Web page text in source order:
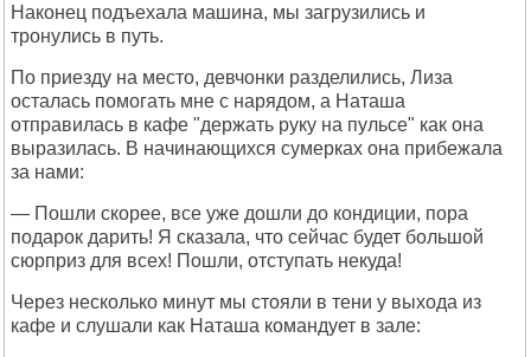
Наконец подъехала машина, мы загрузились и
тронулись в путь.
По приезду на место, девчонки разделились, Лиза
осталась помогать мне с нарядом, а Наташа
отправилась в кафе "держать руку на пульсе" как она
выразилась. В начинающихся сумерках она прибежала
за нами:
— Пошли скорее, все уже дошли до кондиции, пора
подарок дарить! Я сказала, что сейчас будет большой
сюрприз для всех! Пошли, отступать некуда!
Через несколько минут мы стояли в тени у выхода из
кафе и слушали как Наташа командует в зале: